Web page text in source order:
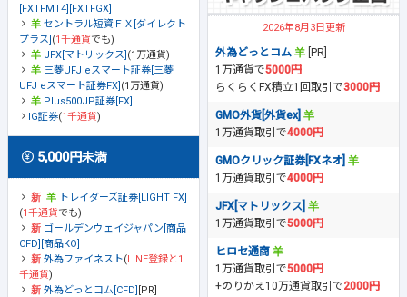
[FXTFMT4][FXTFGX]
セントラル短資ＦＸ[ダイレクト
プラス] (1千通貨でも)
JFX[マトリックス] (1万通貨)
三菱UFJ eスマート証券[三菱
UFJ eスマート証券FX] (1万通貨)
Plus500JP証券[FX]
IG証券(1千通貨)
5,000円未満
トレイダーズ証券[LIGHT FX]
(1千通貨でも)
ゴールデンウェイジャパン[商品
CFD][商品KO]
外為ファイネスト(LINE登録と1
千通貨)
外為どっとコム[CFD] [PR]
2026年8月3日更新
外為どっとコム
[PR]
1万通貨で5000円
らくらくFX積立1回取引で3000円
GMO外貨[外貨ex]
1万通貨取引で4000円
GMOクリック証券[FXネオ]
1万通貨取引で4000円
JFX[マトリックス]
1万通貨取引で5000円
ヒロセ通商
1万通貨取引で5000円
+のりかえ10万通貨取引で2000円